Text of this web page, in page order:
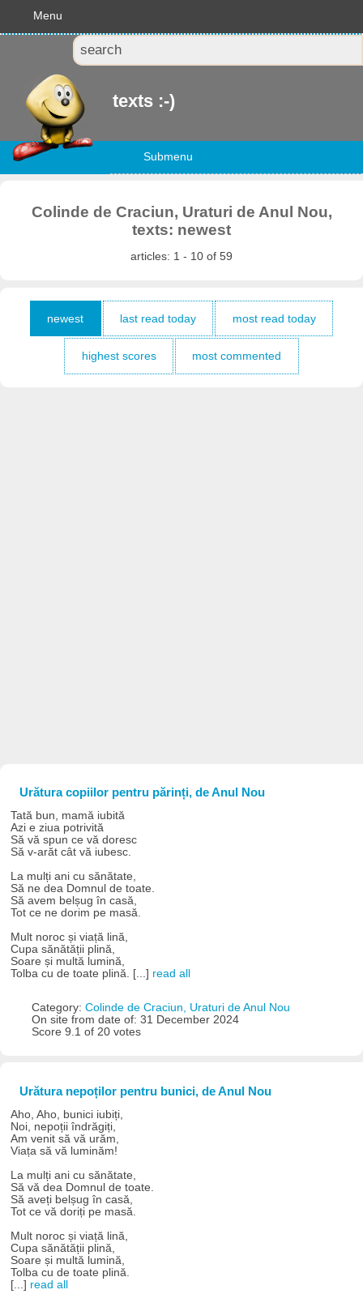
Menu
texts :-)
Submenu
Colinde de Craciun, Uraturi de Anul Nou,
texts: newest
articles: 1 - 10 of 59
newest last read today most read today
highest scores most commented
Urătura copiilor pentru părinți, de Anul Nou
Tată bun, mamă iubită
Azi e ziua potrivită
Să vă spun ce vă doresc
Să v-arăt cât vă iubesc.
La mulți ani cu sănătate,
Să ne dea Domnul de toate.
Să avem belșug în casă,
Tot ce ne dorim pe masă.
Mult noroc și viață lină,
Cupa sănătății plină,
Soare și multă lumină,
Tolba cu de toate plină. [...] read all
Category: Colinde de Craciun, Uraturi de Anul Nou
On site from date of: 31 December 2024
Score 9.1 of 20 votes
Urătura nepoților pentru bunici, de Anul Nou
Aho, Aho, bunici iubiți,
Noi, nepoții îndrăgiți,
Am venit să vă urăm,
Viața să vă luminăm!
La mulți ani cu sănătate,
Să vă dea Domnul de toate.
Să aveți belșug în casă,
Tot ce vă doriți pe masă.
Mult noroc și viață lină,
Cupa sănătății plină,
Soare și multă lumină,
Tolba cu de toate plină.
[...] read all